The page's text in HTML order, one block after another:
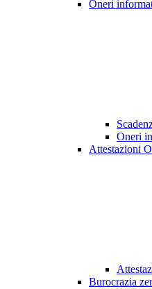
Oneri
Oneri
Attestazioni
Burocrazia